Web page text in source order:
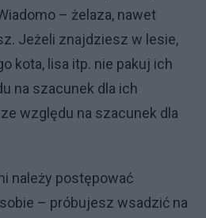
– żelaza, nawet
Jeżeli znajdziesz w lesie,
kota, lisa itp. nie pakuj ich
na szacunek dla ich
względu na szacunek dla
należy postępować
– próbujesz wsadzić na